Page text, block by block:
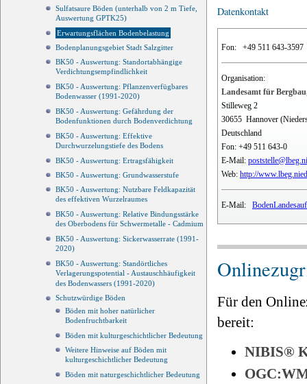
Sulfatsaure Böden (unterhalb von 2 m Tiefe,
Auswertung GPTK25)
Erwartungsflächen Bodenbelastung
Bodenplanungsgebiet Stadt Salzgitter
BK50 - Auswertung: Standortabhängige
Verdichtungsempfindlichkeit
BK50 - Auswertung: Pflanzenverfügbares
Bodenwasser (1991-2020)
BK50 - Auswertung: Gefährdung der
Bodenfunktionen durch Bodenverdichtung
BK50 - Auswertung: Effektive
Durchwurzelungstiefe des Bodens
BK50 - Auswertung: Ertragsfähigkeit
BK50 - Auswertung: Grundwasserstufe
BK50 - Auswertung: Nutzbare Feldkapazität
des effektiven Wurzelraumes
BK50 - Auswertung: Relative Bindungsstärke
des Oberbodens für Schwermetalle - Cadmium
BK50 - Auswertung: Sickerwasserrate (1991-
2020)
BK50 - Auswertung: Standörtliches
Verlagerungspotential - Austauschhäufigkeit
des Bodenwassers (1991-2020)
Schutzwürdige Böden
Böden mit hoher natürlicher
Bodenfruchtbarkeit
Böden mit kulturgeschichtlicher Bedeutung
Weitere Hinweise auf Böden mit
kulturgeschichtlicher Bedeutung
Böden mit naturgeschichtlicher Bedeutung
Datenkontakt
Fon: +49 511 643-3597
Organisation:
Landesamt für
Stilleweg 2
30655 Hannover
Deutschland
Fon: +49 511 643-0
E-Mail:
Web: http://
E-Mail:
Für den
bereit:
NIBIS®